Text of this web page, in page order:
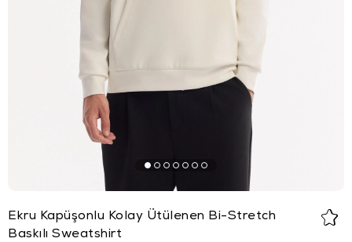
Ekru Kapüşonlu Kolay Ütülenen Bi-Stretch
Baskılı Sweatshirt